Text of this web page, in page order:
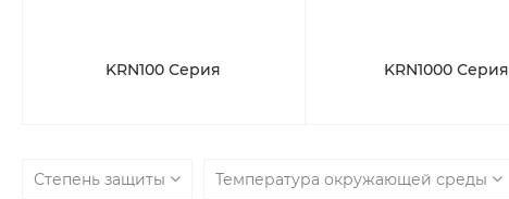
KRN100 Серия KRN1000 Серия
Степень защиты Температура окружающей среды